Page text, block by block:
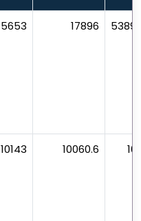
5653 17896
10143 10060.6